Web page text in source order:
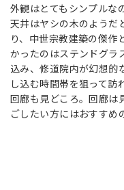
外観はとてもシンプルな
天井はヤシの木のようだ
り、中世宗教建築の傑作
かったのはステンドグラ
込み、修道院内が幻想的
し込む時間帯を狙って訪
回廊も見どころ。回廊は
ごしたい方にはおすすめ